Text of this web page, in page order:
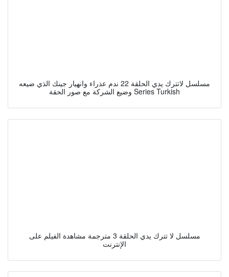
مسلسل لاتترك يدي الحلقة 22 ندم عذراء وانهيار جينك الذي ضيعه
وضيع الشركة مع صور الحقة Series Turkish
مسلسل لا تترك يدي الحلقة 3 مترجمة مشاهدة الفيلم على
الإنترنت